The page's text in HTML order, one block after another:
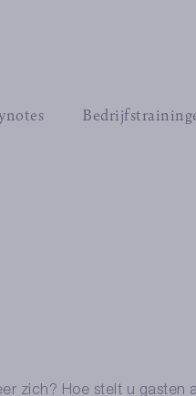
zich? Hoe stelt u gasten